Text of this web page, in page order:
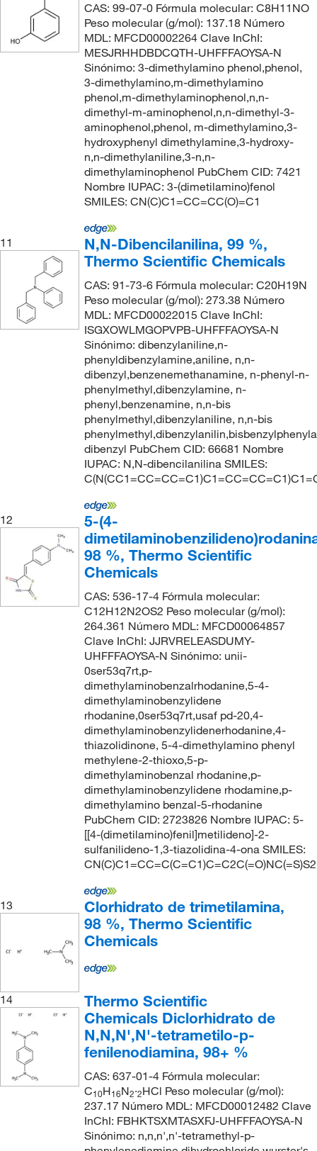
CAS: 99-07-0 Fórmula molecular: C8H11NO
Peso molecular (g/mol): 137.18 Número
MDL: MFCD00002264 Clave InChI:
MESJRHHDBDCQTH-UHFFFAOYSA-N
Sinónimo: 3-dimethylamino phenol,phenol,
3-dimethylamino,m-dimethylamino
phenol,m-dimethylaminophenol,n,n-
dimethyl-m-aminophenol,n,n-dimethyl-3-
aminophenol,phenol, m-dimethylamino,3-
hydroxyphenyl dimethylamine,3-hydroxy-
n,n-dimethylaniline,3-n,n-
dimethylaminophenol PubChem CID: 7421
Nombre IUPAC: 3-(dimetilamino)fenol
SMILES: CN(C)C1=CC=CC(O)=C1
11
N,N-Dibencilanilina, 99 %,
Thermo Scientific Chemicals
CAS: 91-73-6 Fórmula molecular: C20H19N
Peso molecular (g/mol): 273.38 Número
MDL: MFCD00022015 Clave InChI:
ISGXOWLMGOPVPB-UHFFFAOYSA-N
Sinónimo: dibenzylaniline,n-
phenyldibenzylamine,aniline, n,n-
dibenzyl,benzenemethanamine, n-phenyl-n-
phenylmethyl,dibenzylamine, n-
phenyl,benzenamine, n,n-bis
phenylmethyl,dibenzylaniline, n,n-bis
dibenzyl PubChem CID: 66681 Nombre
IUPAC: N,N-dibencilanilina SMILES:
12
5-(4-
98 %, Thermo Scientific
Chemicals
CAS: 536-17-4 Fórmula molecular:
C12H12N2OS2 Peso molecular (g/mol):
264.361 Número MDL: MFCD00064857
Clave InChI: JJRVRELEASDUMY-
UHFFFAOYSA-N Sinónimo: unii-
0ser53q7rt,p-
dimethylaminobenzalrhodanine,5-4-
dimethylaminobenzylidene
rhodanine,0ser53q7rt,usaf pd-20,4-
dimethylaminobenzylidenerhodanine,4-
thiazolidinone, 5-4-dimethylamino phenyl
methylene-2-thioxo,5-p-
dimethylaminobenzal rhodanine,p-
dimethylaminobenzylidene rhodamine,p-
dimethylamino benzal-5-rhodanine
PubChem CID: 2723826 Nombre IUPAC: 5-
[[4-(dimetilamino)fenil]metilideno]-2-
sulfanilideno-1,3-tiazolidina-4-ona SMILES:
CN(C)C1=CC=C(C=C1)C=C2C(=O)NC(=S)S2
13
Clorhidrato de trimetilamina,
98 %, Thermo Scientific
Chemicals
14
Thermo Scientific
Chemicals Diclorhidrato de
N,N,N',N'-tetrametilo-p-
fenilenodiamina, 98+ %
CAS: 637-01-4 Fórmula molecular:
C10H16N2·2HCl Peso molecular (g/mol):
237.17 Número MDL: MFCD00012482 Clave
InChI: FBHKTSXMTASXFJ-UHFFFAOYSA-N
Sinónimo: n,n,n',n'-tetramethyl-p-